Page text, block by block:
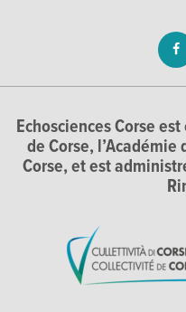
Echosciences Corse
de Corse,
Corse, et est